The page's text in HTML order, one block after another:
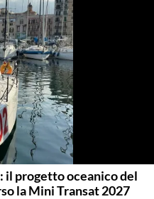
il progetto oceanico del
la Mini Transat 2027